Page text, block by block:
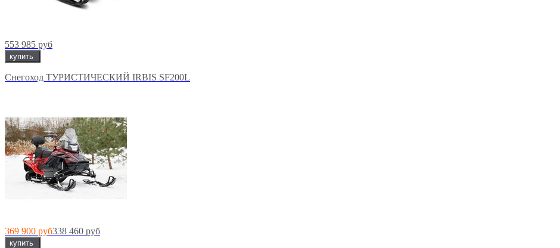
553 985 руб
купить
Снегоход ТУРИСТИЧЕСКИЙ IRBIS SF200L
369 900 руб338 460 руб
купить